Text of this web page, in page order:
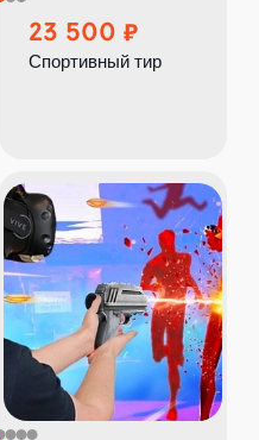
23 500
Спортивный тир